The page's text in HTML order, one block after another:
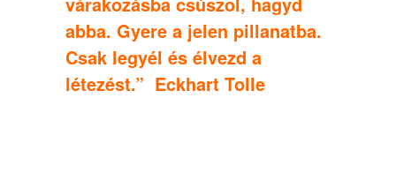
abba. Gyere a jelen pillanatba.
Csak legyél és élvezd a
létezést.” Eckhart Tolle